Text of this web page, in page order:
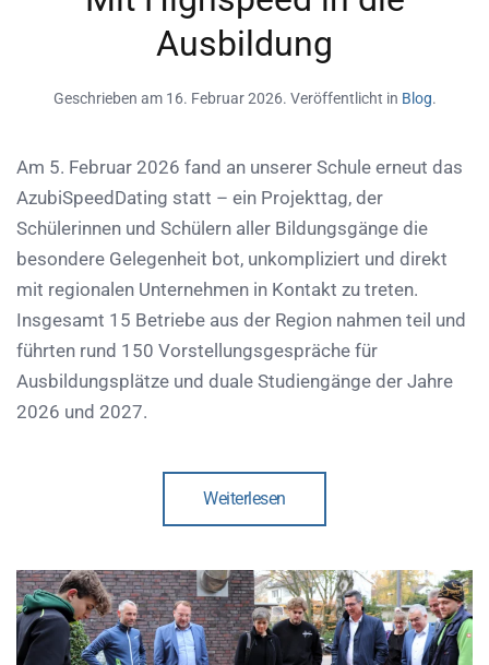
Ausbildung
Geschrieben am 16. Februar 2026. Veröffentlicht in Blog.
Am 5. Februar 2026 fand an unserer Schule erneut das
AzubiSpeedDating statt – ein Projekttag, der
Schülerinnen und Schülern aller Bildungsgänge die
besondere Gelegenheit bot, unkompliziert und direkt
mit regionalen Unternehmen in Kontakt zu treten.
Insgesamt 15 Betriebe aus der Region nahmen teil und
führten rund 150 Vorstellungsgespräche für
Ausbildungsplätze und duale Studiengänge der Jahre
2026 und 2027.
Weiterlesen